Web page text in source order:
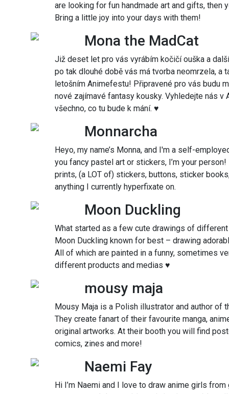
are looking for fun handmade art and gifts, then
Bring a little joy into your days with them!
Mona the MadCat
Již deset let pro vás vyrábím kočičí ouška a
po tak dlouhé době vás má tvorba neomrzela, a
letošním Animefestu! Připravené pro vás budu
nové zajímavé fantasy kousky. Vyhledejte nás
všechno, co tu bude k mání. ♥
Monnarcha
Heyo, my name’s Monna, and I'm a self-
you fancy pastel art or stickers, I’m your
prints, (a LOT of) stickers, buttons, sticker
anything I currently hyperfixate on.
Moon Duckling
What started as a few cute drawings of
Moon Duckling known for best – drawing
All of which are painted in a funny, sometimes
different products and medias ♥
mousy maja
Mousy Maja is a Polish illustrator and author of
They create fanart of their favourite manga,
original artworks. At their booth you will find
comics, zines and more!
Naemi Fay
Hi I’m Naemi and I love to draw anime girls from